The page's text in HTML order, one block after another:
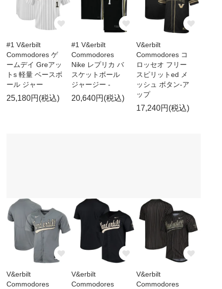
#1 V&erbilt
Commodores ゲ
ームデイ Greアッ
トs 軽量 ベースボ
ール ジャー
25,180円(税込)
#1 V&erbilt
Commodores
Nike レプリカ バ
スケットボール
ジャージー -
20,640円(税込)
V&erbilt
Commodores コ
ロッセオ フリー
スピリットed メ
ッシュ ボタン-ア
ップ
17,240円(税込)
V&erbilt
Commodores
V&erbilt
Commodores
V&erbilt
Commodores